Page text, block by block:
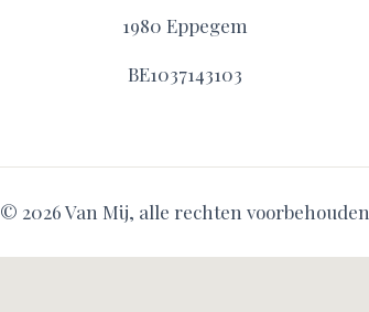
1980 Eppegem
BE1037143103
© 2026 Van Mij, alle rechten voorbehouden